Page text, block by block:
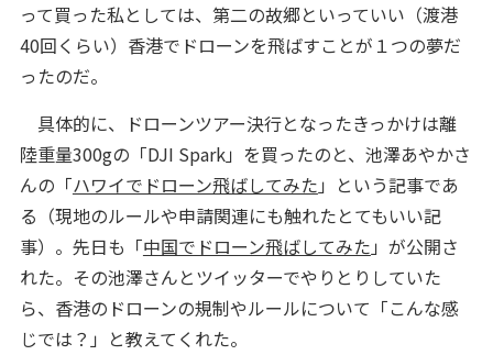
って買った私としては、第二の故郷といっていい（渡港
40回くらい）香港でドローンを飛ばすことが１つの夢だ
ったのだ。
具体的に、ドローンツアー決行となったきっかけは離
陸重量300gの「DJI Spark」を買ったのと、池澤あやかさ
んの「ハワイでドローン飛ばしてみた 」という記事であ
る（現地のルールや申請関連にも触れたとてもいい記
事）。先日も「中国でドローン飛ばしてみた 」が公開さ
れた。その池澤さんとツイッターでやりとりしていた
ら、香港のドローンの規制やルールについて「こんな感
じでは？」と教えてくれた。